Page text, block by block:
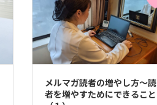
メルマガ読者の増やし方～読
者を増やすためにできること